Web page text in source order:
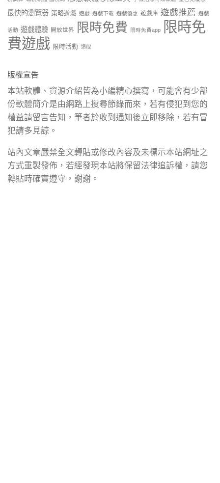
最快的瀏覽器 策略遊戲 遊戲 遊戲下載 遊戲優惠 遊戲庫 遊戲推薦 遊戲
活動 遊戲體驗 開放世界 限時免費 限時免費app
限時免
費遊戲 限時活動 領取
版權宣告
本站軟體、資源介紹皆為小編精心撰寫，可能會有少部
份軟體簡介是由網路上搜尋節錄而來，若有侵犯到您的
權益請留言告知，筆者於收到通知後立即移除，若有冒
犯請多見諒。
站內文章嚴禁全文轉貼或修改內容及未標示本站網址之
方式重製發佈，若經發現本站將保留法律追訴權，請您
轉貼時確實遵守，謝謝。